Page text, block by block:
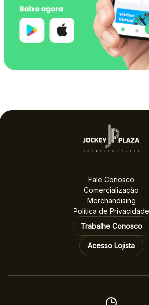
Fale Conosco
Comercialização
Merchandising
Política de Privacidade
Trabalhe Conosco
Acesso Lojista